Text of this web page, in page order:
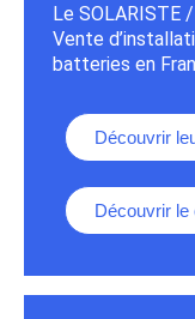
Le SOLARISTE
Vente
batteries en
Découvrir
Découvrir le